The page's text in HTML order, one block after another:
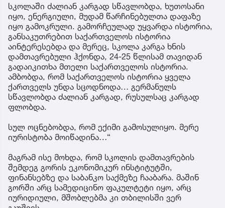
სკოლაში ძალიან კარგად სწავლობდა, ხუთოსანი
იყო, ენერგიული, მუდამ წარჩინებულთა დაფაზე
იყო გამოკრული. გამორჩეულად უყვარდა ისტორია,
განსაკუთრებით საქართველოს ისტორია
აინტერესებდა და მერეც, სკოლა კარგა ხნის
დამთავრებული ჰქონდა, 24-25 წლისამ თავიდან
გადაიკითხა მთელი საქართველოს ისტორია.
ამბობდა, რომ საქართველოს ისტორია ყველა
ქართველს უნდა სცოდნოდა… გერმანულს
სწავლობდა ძალიან კარგად, რუსულსაც კარგად
ფლობდა.
სულ ოცნებობდა, რომ ექიმი გამოსულიყო. მერე
იურისტობა მოიწადინა…“
მაგრამ ისე მოხდა, რომ სკოლის დამთავრების
შემდეგ გორის ეკონომიკურ ინსტიტუტში,
ფინანსებზე და საბანკო საქმეზე ჩააბარა. მაშინ
გორში არც სამედიცინო ფაკულტეტი იყო, არც
იურიდიული, მშობლებმა კი თბილისში ვერ